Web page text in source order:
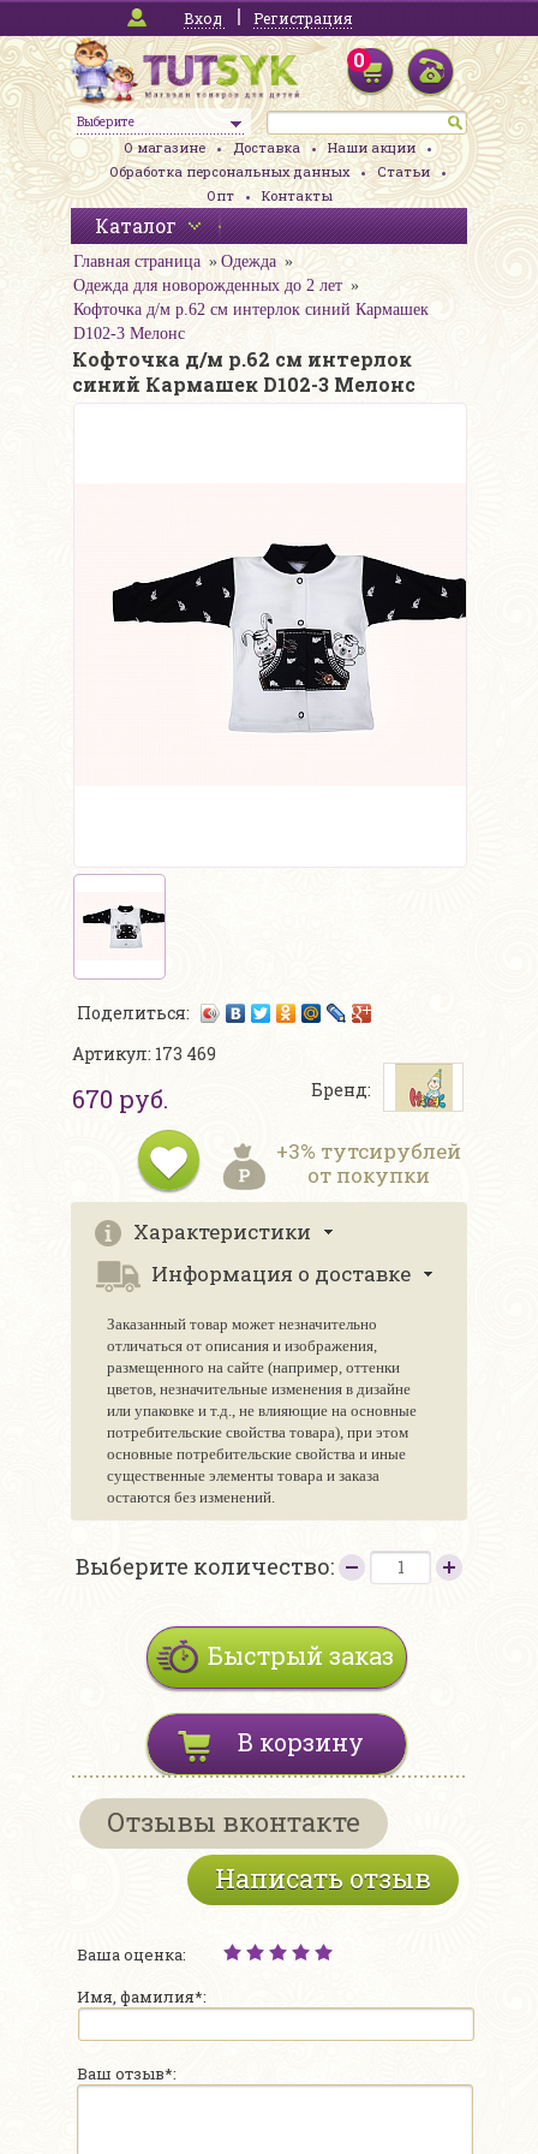
Вход Регистрация
Выберите
0
О магазине Доставка
Наши акции
Обработка персональных данных
Статьи
Опт
Контакты
Каталог
Главная страница
Одежда
Одежда для новорожденных до 2 лет
Кофточка д/м р.62 см интерлок синий Кармашек
D102-3 Мелонс
Кофточка д/м р.62 см интерлок
синий Кармашек D102-3 Мелонс
Поделиться:
Артикул: 173 469
670 руб. Бренд:
+3% тутсирублей
от покупки
Характеристики
Информация о доставке
Заказанный товар может незначительно
отличаться от описания и изображения,
размещенного на сайте (например, оттенки
цветов, незначительные изменения в дизайне
или упаковке и т.д., не влияющие на основные
потребительские свойства товара), при этом
основные потребительские свойства и иные
существенные элементы товара и заказа
остаются без изменений.
Выберите количество:
Быстрый заказ
В корзину
Отзывы вконтакте
Написать отзыв
Ваша оценка:
Имя, фамилия*:
Ваш отзыв*: